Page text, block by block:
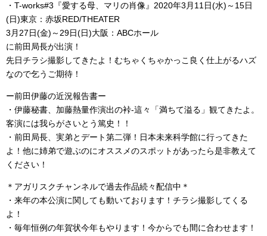
・T-works#3『愛する母、マリの肖像』2020年3月11日(水)～15日
(日)東京：赤坂RED/THEATER
3月27日(金)～29日(日)大阪：ABCホール
に前田局長が出演！
先日チラシ撮影してきたよ！むちゃくちゃかっこ良く仕上がるハズ
なので乞うご期待！
ー前田伊藤の近況報告書ー
・伊藤秘書、加藤熱量作演出の裃-這々「満ちて溢る」観てきたよ。
客演には我らがさいとう篤史！！
・前田局長、実弟とデート第二弾！日本未来科学館に行ってきた
よ！他に姉弟で遊ぶのにオススメのスポットがあったら是非教えて
ください！
＊アガリスクチャンネルで過去作品続々配信中＊
・来年の本公演に関しても動いております！チラシ撮影してくる
よ！
・毎年恒例の年賀状今年もやります！今からでも間に合わせます！